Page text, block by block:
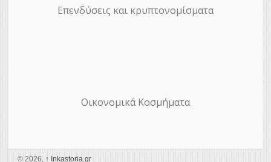
Επενδύσεις και κρυπτονομίσματα
Οικονομικά Κοσμήματα
© 2026, ↑ Ιnkastoria.gr